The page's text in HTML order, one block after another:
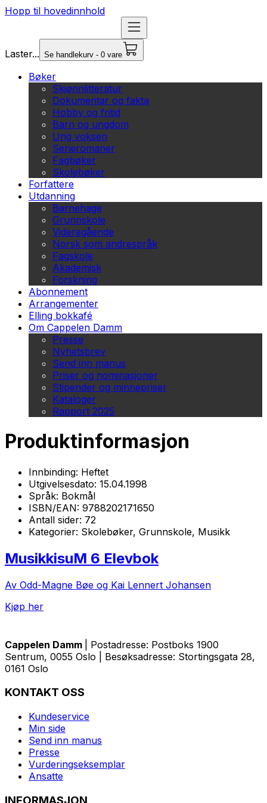
Hopp til hovedinnhold
Laster... Se handlekurv - 0 vare
Bøker
Skjønnlitteratur
Dokumentar og fakta
Hobby og fritid
Barn og ungdom
Ung voksen
Serieromaner
Fagbøker
Skolebøker
Forfattere
Utdanning
Barnehage
Grunnskole
Videregående
Norsk som andrespråk
Fagskole
Akademisk
Forskning
Abonnement
Arrangementer
Elling bokkafé
Om Cappelen Damm
Presse
Nyhetsbrev
Send inn manus
Priser og nominasjoner
Stipender og minnepriser
Kataloger
Rapport 2025
Produktinformasjon
Innbinding: Heftet
Utgivelsesdato: 15.04.1998
Språk: Bokmål
ISBN/EAN: 9788202171650
Antall sider: 72
Kategorier: Skolebøker, Grunnskole, Musikk
MusikkisuM 6 Elevbok
Av Odd-Magne Bøe og Kai Lennert Johansen
Kjøp her
Cappelen Damm
| Postadresse: Postboks 1900
Sentrum, 0055 Oslo | Besøksadresse: Stortingsgata 28,
0161 Oslo
KONTAKT OSS
Kundeservice
Min side
Send inn manus
Presse
Vurderingseksemplar
Ansatte
INFORMASJON